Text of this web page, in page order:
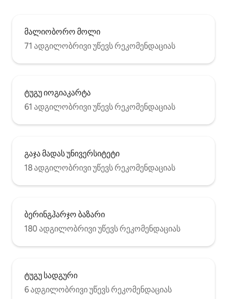
მალიობორო მოლი
71 ადგილობრივი უწევს რეკომენდაციას
ტუგუ იოგიაკარტა
61 ადგილობრივი უწევს რეკომენდაციას
გაჯა მადას უნივერსიტეტი
18 ადგილობრივი უწევს რეკომენდაციას
ბერინგჰარჯო ბაზარი
180 ადგილობრივი უწევს რეკომენდაციას
ტუგუ სადგური
6 ადგილობრივი უწევს რეკომენდაციას